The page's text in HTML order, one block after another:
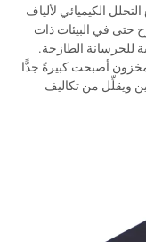
الكيميائي لألياف
حتى في البيئات ذات
للخرسانة الطازجة.
أصبحت كبيرةً جدًّا
ويقلِّل من تكاليف